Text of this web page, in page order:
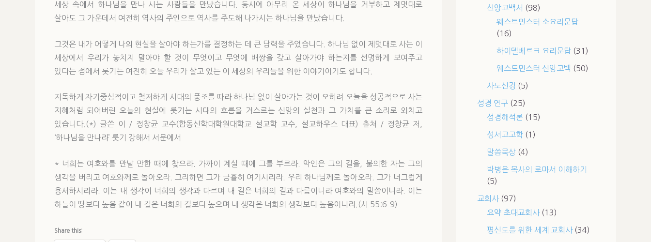
세상 속에서 하나님을 만나 사는 사람들을 만났습니다. 동시에 아무리 온 세상이 하나님을 거부하고 제멋대로
살아도 그 가운데서 여전히 역사의 주인으로 역사를 주도해 나가시는 하나님을 만났습니다.
그것은 내가 어떻게 나의 현실을 살아야 하는가를 결정하는 데 큰 담력을 주었습니다. 하나님 없이 제멋대로 사는 이
세상에서 우리가 놓치지 말아야 할 것이 무엇이고 무엇에 배짱을 갖고 살아가야 하는지를 선명하게 보여주고
있다는 점에서 룻기는 여전히 오늘 우리가 살고 있는 이 세상의 우리들을 위한 이야기이기도 합니다.
지독하게 자기중심적이고 철저하게 시대의 풍조를 따라 하나님 없이 살아가는 것이 오히려 오늘을 성공적으로 사는
지혜처럼 되어버린 오늘의 현실에 룻기는 시대의 흐름을 거스르는 신앙의 실천과 그 가치를 큰 소리로 외치고
있습니다.(*) 글쓴 이 / 정창균 교수(합동신학대학원대학교 설교학 교수, 설교하우스 대표) 출처 / 정창균 저,
‘하나님을 만나라’ 룻기 강해서 서문에서
* 너희는 여호와를 만날 만한 때에 찾으라. 가까이 계실 때에 그를 부르라. 악인은 그의 길을, 불의한 자는 그의
생각을 버리고 여호와께로 돌아오라. 그리하면 그가 긍휼히 여기시리라. 우리 하나님께로 돌아오라. 그가 너그럽게
용서하시리라. 이는 내 생각이 너희의 생각과 다르며 내 길은 너희의 길과 다름이니라 여호와의 말씀이니라. 이는
하늘이 땅보다 높음 같이 내 길은 너희의 길보다 높으며 내 생각은 너희의 생각보다 높음이니라.(사 55:6-9)
Share this:
신앙고백서 (98)
웨스트민스터 소요리문답
(16)
하이델베르크 요리문답(31)
웨스트민스터 신앙고백 (50)
사도신경 (5)
성경 연구(25)
성경해석론(15)
성서고고학(1)
말씀묵상(4)
박병은 목사의 로마서 이해하기
(5)
교회사(97)
요약 초대교회사(13)
평신도를 위한 세계 교회사(34)